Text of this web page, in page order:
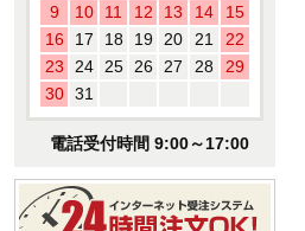
9
10 11 12 13 14
15
16
17 18 19 20 21
22
23
24 25 26 27 28
29
30 31
電話受付時間 9:00～17:00